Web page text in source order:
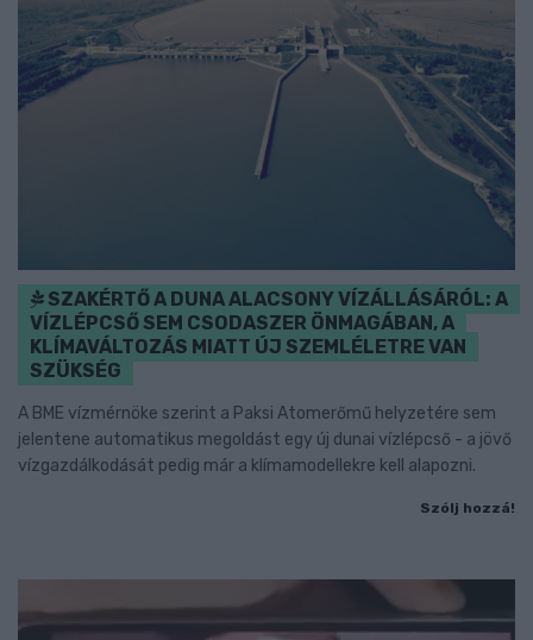
SZAKÉRTŐ A DUNA ALACSONY VÍZÁLLÁSÁRÓL: A
VÍZLÉPCSŐ SEM CSODASZER ÖNMAGÁBAN, A
KLÍMAVÁLTOZÁS MIATT ÚJ SZEMLÉLETRE VAN
SZÜKSÉG
A BME vízmérnöke szerint a Paksi Atomerőmű helyzetére sem
jelentene automatikus megoldást egy új dunai vízlépcső - a jövő
vízgazdálkodását pedig már a klímamodellekre kell alapozni.
Szólj hozzá!